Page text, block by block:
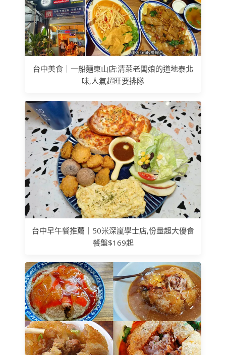
台中美食｜一船麵東山店:清萊老闆娘的道地泰北
味,人氣超旺要排隊
台中早午餐推薦｜50米深嵐學士店,份量超大優食
餐盤$169起